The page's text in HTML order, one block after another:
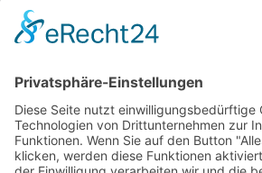
Messerschmitt Me 262
P-38 Lightning
P-51 Mustang
INFO
Über diese B-17 Webseite